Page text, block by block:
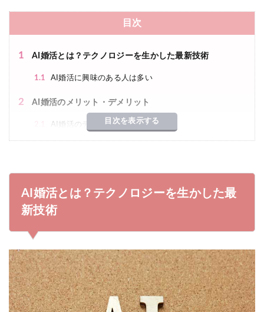
目次
1 AI婚活とは？テクノロジーを生かした最新技術
1.1 AI婚活に興味のある人は多い
2 AI婚活のメリット・デメリット
AI婚活のデメリット
4 AI婚活のやり方とサービスの種類
4.1 最先端のAIシステムで婚活できる結婚相談所
4.2
に
4.3 地方に住んでる方は自治体の婚活サービスもアリ
5 AI婚活で新しい出会いが待っている♪
目次を表示する
AI婚活とは？テクノロジーを生かした最
新技術